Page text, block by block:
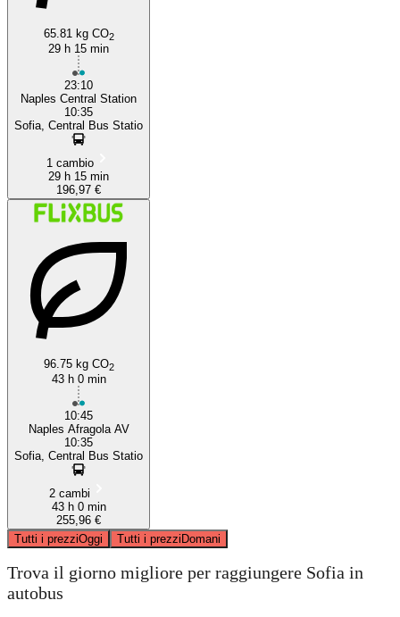
65.81 kg CO2
29 h 15 min
23:10
Naples Central Station
10:35
Sofia, Central Bus Statio
1 cambio
29 h 15 min
196,97 €
96.75 kg CO2
43 h 0 min
10:45
Naples Afragola AV
10:35
Sofia, Central Bus Statio
2 cambi
43 h 0 min
255,96 €
Tutti i prezziOggi Tutti i prezziDomani
Trova il giorno migliore per raggiungere Sofia in
autobus